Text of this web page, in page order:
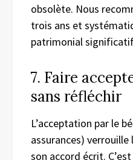
obsolète. Nous
trois ans et
patrimonial
7. Faire
sans réfléchir
L’acceptation par le
assurances) verrouille
son accord écrit.